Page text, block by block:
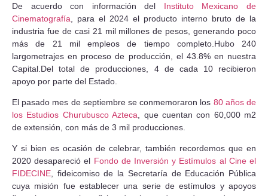
De acuerdo con información del Instituto Mexicano de
Cinematografía , para el 2024 el producto interno bruto de la
industria fue de casi 21 mil millones de pesos, generando poco
más de 21 mil empleos de tiempo completo.Hubo 240
largometrajes en proceso de producción, el 43.8% en nuestra
Capital.Del total de producciones, 4 de cada 10 recibieron
apoyo por parte del Estado.
El pasado mes de septiembre se conmemoraron los 80 años de
los Estudios Churubusco Azteca , que cuentan con 60,000 m2
de extensión, con más de 3 mil producciones.
Y si bien es ocasión de celebrar, también recordemos que en
2020 desapareció el Fondo de Inversión y Estímulos al Cine el
FIDECINE, fideicomiso de la Secretaría de Educación Pública
cuya misión fue establecer una serie de estímulos y apoyos